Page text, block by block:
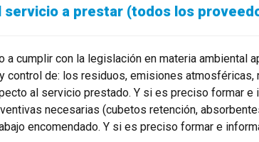
a prestar (todos los
cumplir con la legislación en materia ambiental
control de: los residuos, emisiones
al servicio prestado. Y si es preciso formar
necesarias (cubetos retención,
encomendado. Y si es preciso formar e